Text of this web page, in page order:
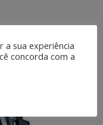
a sua experiência
concorda com a